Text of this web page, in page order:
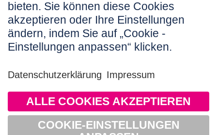
Nutzungshinweis
AGB
Datenschutz
Barrierefreiheit